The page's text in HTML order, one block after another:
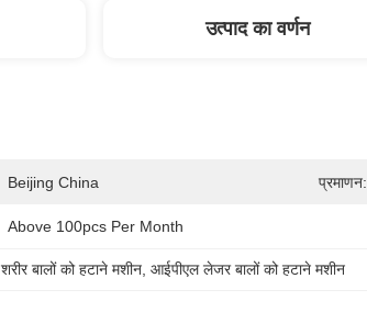
उत्पाद का वर्णन
Beijing China प्रमाणन:
Above 100pcs Per Month
शरीर बालों को हटाने मशीन , आईपीएल लेजर बालों को हटाने मशीन